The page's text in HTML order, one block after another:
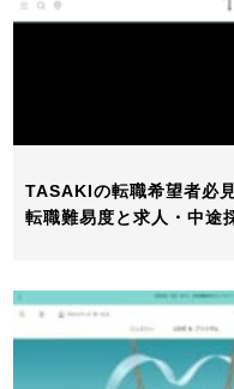
TASAKIの転職希望者必
転職難易度と求人・中途